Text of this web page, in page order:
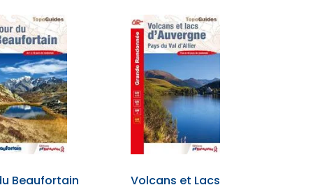
Beaufortain
Volcans et Lacs